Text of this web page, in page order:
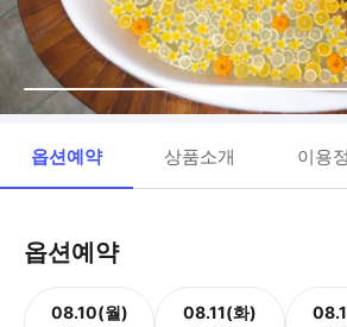
옵션예약 상품소개 이용
옵션예약
08.10(월) 08.11(화)